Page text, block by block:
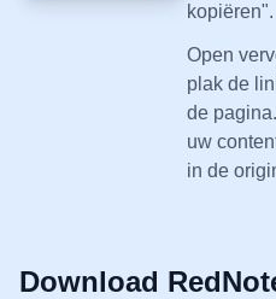
kopiëren".
Open
plak de
de
uw
in de
Download